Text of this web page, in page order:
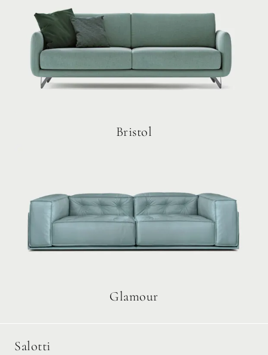
Bristol
Glamour
Salotti